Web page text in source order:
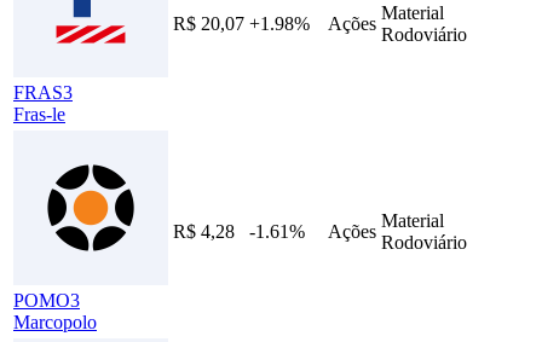
FRAS3
Fras-le
R$ 20,07 +1.98% Ações
Material
Rodoviário
POMO3
Marcopolo
R$ 4,28 -1.61% Ações
Material
Rodoviário